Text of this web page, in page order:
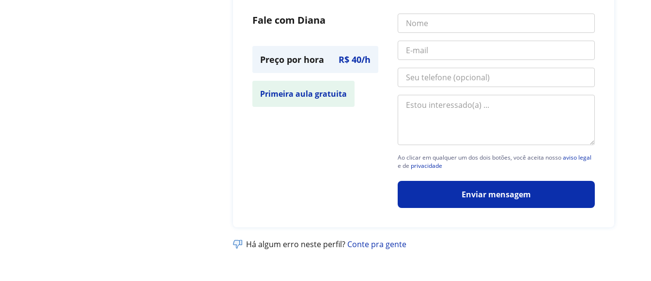
Fale com Diana
Preço por hora R$ 40/h
Primeira aula gratuita
Ao clicar em qualquer um dos dois botões, você aceita nossoaviso legal
e de privacidade
Enviar mensagem
Há algum erro neste perfil? Conte pra gente